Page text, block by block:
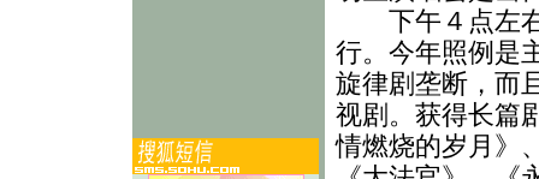
下午４点左右
行。今年照例是
旋律剧垄断，而
视剧。获得长篇
情燃烧的岁月》